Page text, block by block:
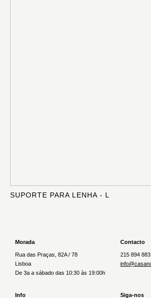
SUPORTE PARA LENHA - L
Morada
Rua das Praças, 82A / 78
Lisboa
De 3a a sábado das 10:30 às 19:00h
Contacto
215 894
Info Siga-nos